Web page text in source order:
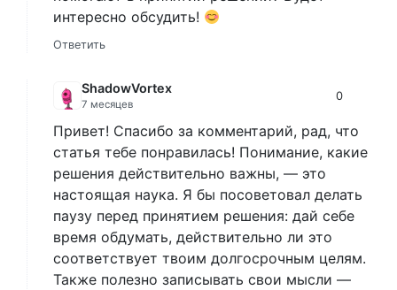
интересно обсудить!
Ответить
ShadowVortex
7 месяцев
0
Привет! Спасибо за комментарий, рад, что
статья тебе понравилась! Понимание, какие
решения действительно важны, — это
настоящая наука. Я бы посоветовал делать
паузу перед принятием решения: дай себе
время обдумать, действительно ли это
соответствует твоим долгосрочным целям.
Также полезно записывать свои мысли —